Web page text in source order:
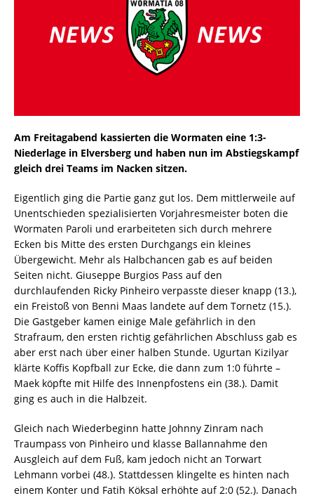
Am Freitagabend kassierten die Wormaten eine 1:3-
Niederlage in Elversberg und haben nun im Abstiegskampf
gleich drei Teams im Nacken sitzen.
Eigentlich ging die Partie ganz gut los. Dem mittlerweile auf
Unentschieden spezialisierten Vorjahresmeister boten die
Wormaten Paroli und erarbeiteten sich durch mehrere
Ecken bis Mitte des ersten Durchgangs ein kleines
Übergewicht. Mehr als Halbchancen gab es auf beiden
Seiten nicht. Giuseppe Burgios Pass auf den
durchlaufenden Ricky Pinheiro verpasste dieser knapp (13.),
ein Freistoß von Benni Maas landete auf dem Tornetz (15.).
Die Gastgeber kamen einige Male gefährlich in den
Strafraum, den ersten richtig gefährlichen Abschluss gab es
aber erst nach über einer halben Stunde. Ugurtan Kizilyar
klärte Koffis Kopfball zur Ecke, die dann zum 1:0 führte –
Maek köpfte mit Hilfe des Innenpfostens ein (38.). Damit
ging es auch in die Halbzeit.
Gleich nach Wiederbeginn hatte Johnny Zinram nach
Traumpass von Pinheiro und klasse Ballannahme den
Ausgleich auf dem Fuß, kam jedoch nicht an Torwart
Lehmann vorbei (48.). Stattdessen klingelte es hinten nach
einem Konter und Fatih Köksal erhöhte auf 2:0 (52.). Danach